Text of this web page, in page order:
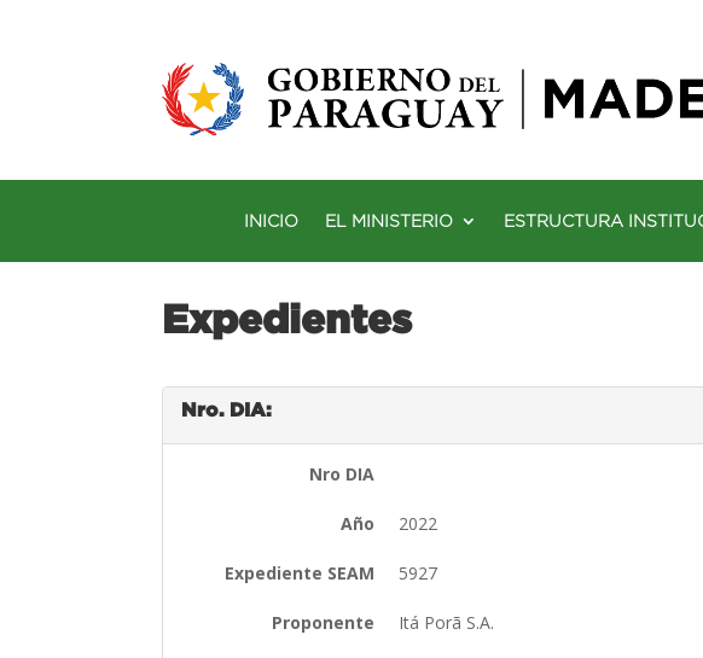
INICIO EL MINISTERIO ESTRUCTURA
Expedientes
Nro. DIA:
Nro DIA
Año 2022
Expediente SEAM 5927
Proponente Itá Porã S.A.